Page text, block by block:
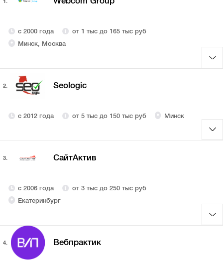
с 2000 года
от 1 тыс до 165 тыс руб
Минск, Москва
2. Seologic
с 2012 года от 5 тыс до 150 тыс руб Минск
3. СайтАктив
с 2006 года
от 3 тыс до 250 тыс руб
Екатеринбург
4. Вебпрактик